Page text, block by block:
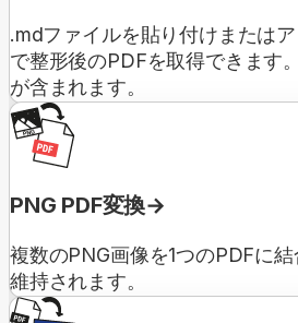
.mdファイルを貼り付けまたは
で整形後のPDFを取得できます
が含まれます。
PNG PDF変換
複数のPNG画像を1つのPDFに
維持されます。